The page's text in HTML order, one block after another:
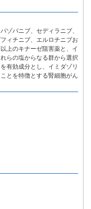
ゾパニブ、セディラニブ、
ィチニブ、エルロチニブお
上のキナーゼ阻害薬と、イ
らの塩からなる群から選択
有効成分とし、イミダゾリ
とを特徴とする腎細胞がん